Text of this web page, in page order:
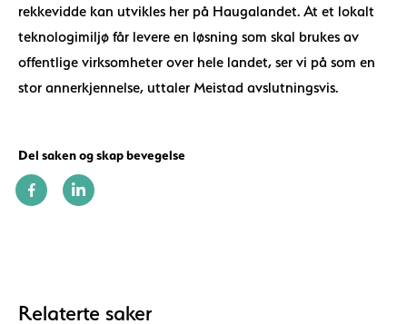
rekkevidde kan utvikles her på Haugalandet. At et lokalt
teknologimiljø får levere en løsning som skal brukes av
offentlige virksomheter over hele landet, ser vi på som en
stor annerkjennelse, uttaler Meistad avslutningsvis.
Del saken og skap bevegelse
Relaterte saker